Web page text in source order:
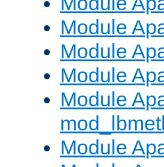
Module
Module
Module
Module
Module